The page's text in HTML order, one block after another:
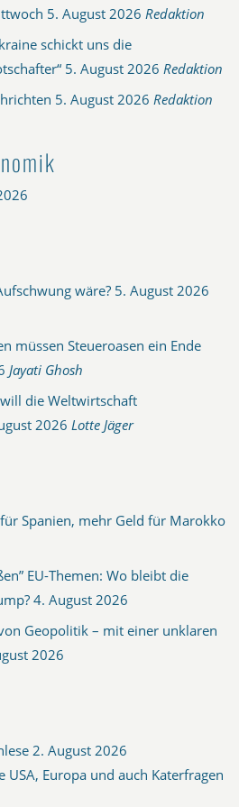
5. August 2026 Redaktion
schickt uns die
5. August 2026 Redaktion
5. August 2026 Redaktion
wäre? 5. August 2026
müssen Steueroasen ein Ende
Jayati Ghosh
die Weltwirtschaft
2026 Lotte Jäger
Spanien, mehr Geld für Marokko
EU-Themen: Wo bleibt die
4. August 2026
Geopolitik – mit einer unklaren
2026
2. August 2026
USA, Europa und auch Katerfragen